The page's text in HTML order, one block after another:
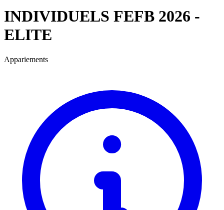
INDIVIDUELS FEFB 2026 -
ELITE
Appariements